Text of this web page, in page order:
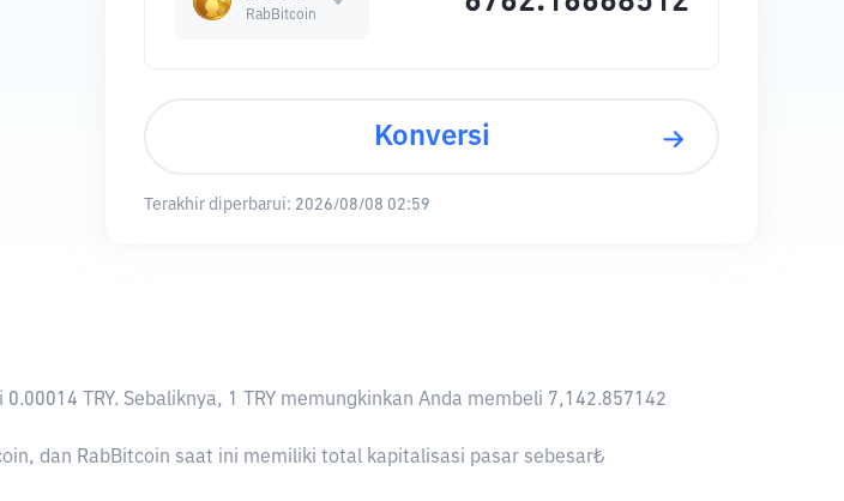
RabBitcoin
Konversi
Terakhir diperbarui: 2026/08/08 02:59
TRY. Sebaliknya, 1 TRY memungkinkan Anda membeli 7,142.857142
dan RabBitcoin saat ini memiliki total kapitalisasi pasar sebesar₺